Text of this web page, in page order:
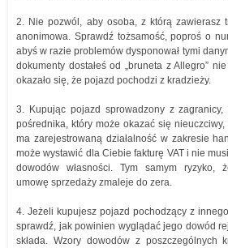
2. Nie pozwól, aby osoba, z którą zawierasz
anonimowa. Sprawdź tożsamość, poproś o
abyś w razie problemów dysponował tymi
dokumenty dostałeś od „bruneta z Allegro”
okazało się, że pojazd pochodzi z kradzieży.
3. Kupując pojazd sprowadzony z zagranicy,
pośrednika, który może okazać się
ma zarejestrowaną działalność w zakresie
może wystawić dla Ciebie fakturę VAT i nie
dowodów własności. Tym samym ryzyko,
umowę sprzedaży zmaleje do zera.
4. Jeżeli kupujesz pojazd pochodzący z
sprawdź, jak powinien wyglądać jego dowód
składa. Wzory dowodów z poszczególnych